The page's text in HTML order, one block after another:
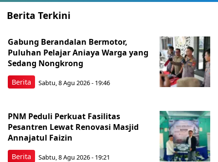
Berita Terkini
Berita
Gabung Berandalan Bermotor,
Puluhan Pelajar Aniaya Warga yang
Sedang Nongkrong
Sabtu, 8 Agu 2026 - 19:46
Berita
PNM Peduli Perkuat Fasilitas
Pesantren Lewat Renovasi Masjid
Annajatul Faizin
Sabtu, 8 Agu 2026 - 19:21